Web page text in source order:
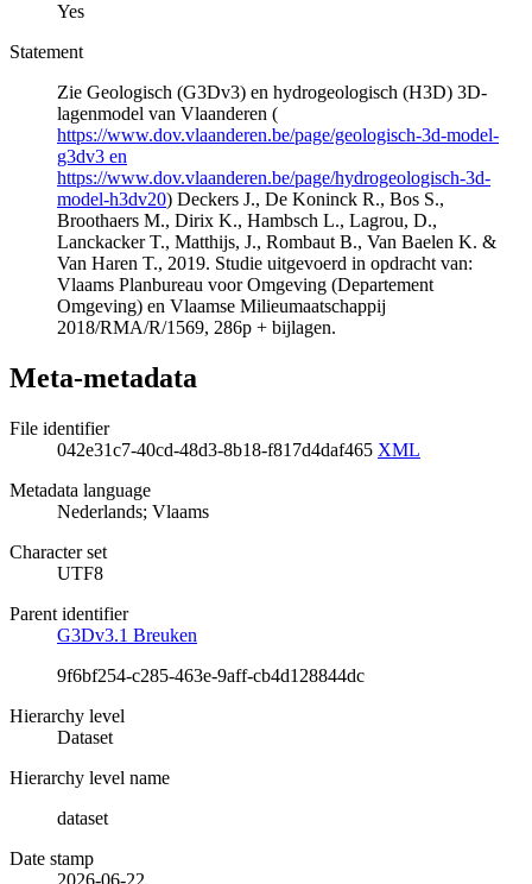
Yes
Statement
Zie Geologisch (G3Dv3) en hydrogeologisch (H3D) 3D-
lagenmodel van Vlaanderen (
https://www.dov.vlaanderen.be/page/geologisch-3d-model-
g3dv3 en
https://www.dov.vlaanderen.be/page/hydrogeologisch-3d-
model-h3dv20) Deckers J., De Koninck R., Bos S.,
Broothaers M., Dirix K., Hambsch L., Lagrou, D.,
Lanckacker T., Matthijs, J., Rombaut B., Van Baelen K. &
Van Haren T., 2019. Studie uitgevoerd in opdracht van:
Vlaams Planbureau voor Omgeving (Departement
Omgeving) en Vlaamse Milieumaatschappij
2018/RMA/R/1569, 286p + bijlagen.
Meta-metadata
File identifier
042e31c7-40cd-48d3-8b18-f817d4daf465 XML
Metadata language
Nederlands; Vlaams
Character set
UTF8
Parent identifier
G3Dv3.1 Breuken
9f6bf254-c285-463e-9aff-cb4d128844dc
Hierarchy level
Dataset
Hierarchy level name
dataset
Date stamp
2026-06-22